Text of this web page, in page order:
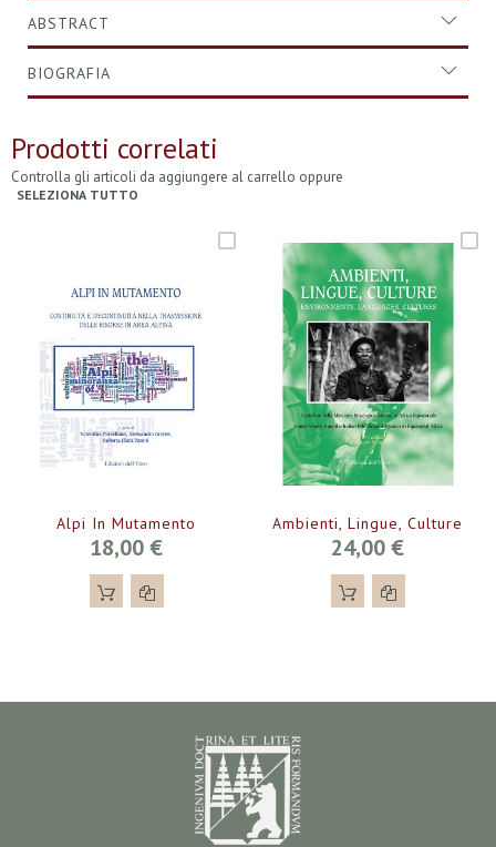
ABSTRACT
BIOGRAFIA
Prodotti correlati
Controlla gli articoli da aggiungere al carrello oppure
SELEZIONA TUTTO
Alpi In Mutamento
18,00 €
Ambienti, Lingue, Culture
24,00 €